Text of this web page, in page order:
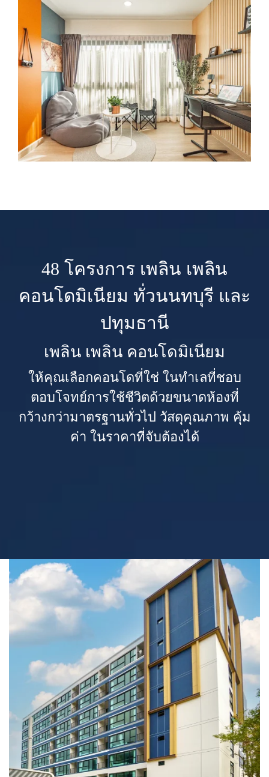
48 โครงการ เพลิน เพลิน
คอนโดมิเนียม ทั่วนนทบุรี และ
ปทุมธานี
เพลิน เพลิน คอนโดมิเนียม
ให้คุณเลือกคอนโดที่ใช่ ในทำเลที่ชอบ
ตอบโจทย์การใช้ชีวิตด้วยขนาดห้องที่
กว้างกว่ามาตรฐานทั่วไป วัสดุคุณภาพ คุ้ม
ค่า ในราคาที่จับต้องได้